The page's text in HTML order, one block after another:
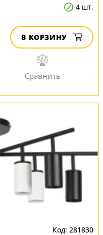
4 шт.
В КОРЗИНУ
281830